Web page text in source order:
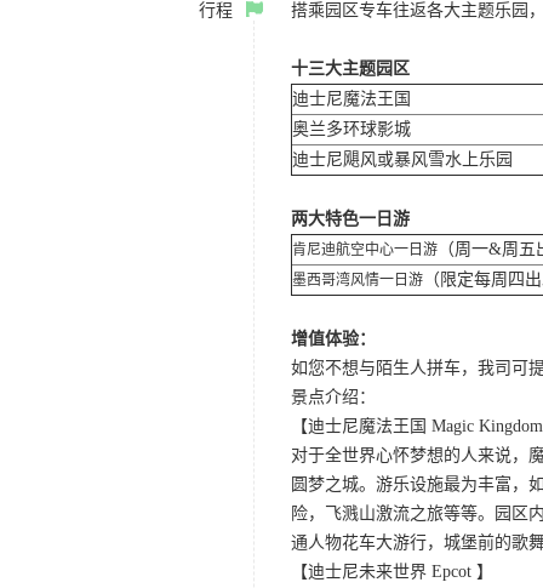
行程 搭乘园区专车往返各大主题乐园
十三大主题园区
迪士尼魔法王国
奥兰多环球影城
迪士尼飓风或暴风雪水上乐园
两大特色一日游
肯尼迪航空中心一日游 （周一&周
墨西哥湾风情一日游 （限定每周四
增值体验：
如您不想与陌生人拼车，我司可
景点介绍：
【迪士尼魔法王国 Magic
对于全世界心怀梦想的人来说，
圆梦之城。游乐设施最为丰富，
险，飞溅山激流之旅等等。园区
通人物花车大游行，城堡前的歌
【迪士尼未来世界 Epcot 】